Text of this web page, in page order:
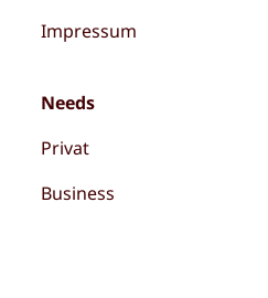
Impressum
Needs
Privat
Business